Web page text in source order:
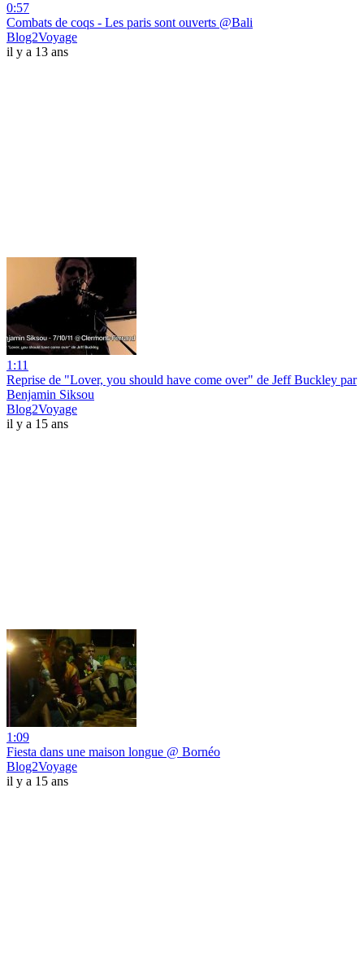
0:57
Combats de coqs - Les paris sont ouverts @Bali
Blog2Voyage
il y a 13 ans
1:11
Reprise de "Lover, you should have come over" de Jeff Buckley par
Benjamin Siksou
Blog2Voyage
il y a 15 ans
1:09
Fiesta dans une maison longue @ Bornéo
Blog2Voyage
il y a 15 ans